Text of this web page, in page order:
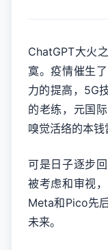
ChatGPT大火
寞。疫情催生
力的提高，5G
的老练，元国
嗅觉活络的本钱
可是日子逐步
被考虑和审视
Meta和Pico先
未来。